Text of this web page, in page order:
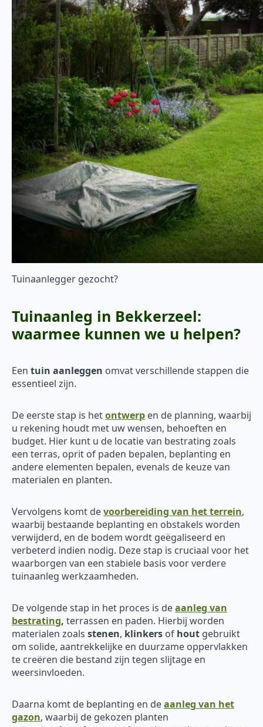
Tuinaanlegger gezocht?
Tuinaanleg in Bekkerzeel:
waarmee kunnen we u helpen?
Een tuin aanleggen omvat verschillende stappen die
essentieel zijn.
De eerste stap is hetontwerp en de planning, waarbij
u rekening houdt met uw wensen, behoeften en
budget. Hier kunt u de locatie van bestrating zoals
een terras, oprit of paden bepalen, beplanting en
andere elementen bepalen, evenals de keuze van
materialen en planten.
Vervolgens komt devoorbereiding van het terrein,
waarbij bestaande beplanting en obstakels worden
verwijderd, en de bodem wordt geëgaliseerd en
verbeterd indien nodig. Deze stap is cruciaal voor het
waarborgen van een stabiele basis voor verdere
tuinaanleg werkzaamheden.
De volgende stap in het proces is deaanleg van
bestrating, terrassen en paden. Hierbij worden
materialen zoals stenen, klinkers of hout gebruikt
om solide, aantrekkelijke en duurzame oppervlakken
te creëren die bestand zijn tegen slijtage en
weersinvloeden.
Daarna komt de beplanting en deaanleg van het
gazon, waarbij de gekozen planten